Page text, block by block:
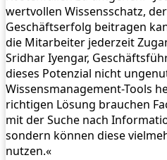
wertvollen Wissensschatz,
Geschäftserfolg beitragen
die Mitarbeiter jederzeit
Sridhar Iyengar,
dieses Potenzial nicht
Wissensmanagement-Tools
richtigen Lösung brauchen
mit der Suche nach
sondern können diese
nutzen.«